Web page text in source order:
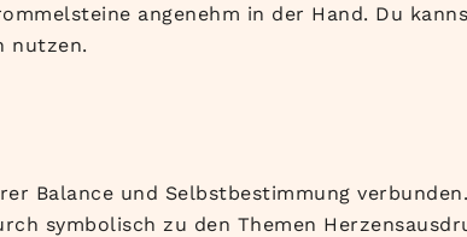
angenehm in der Hand. Du
nutzen.
Balance und Selbstbestimmung
symbolisch zu den Themen